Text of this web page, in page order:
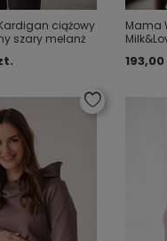
ciążowy
szary melanż
Mama